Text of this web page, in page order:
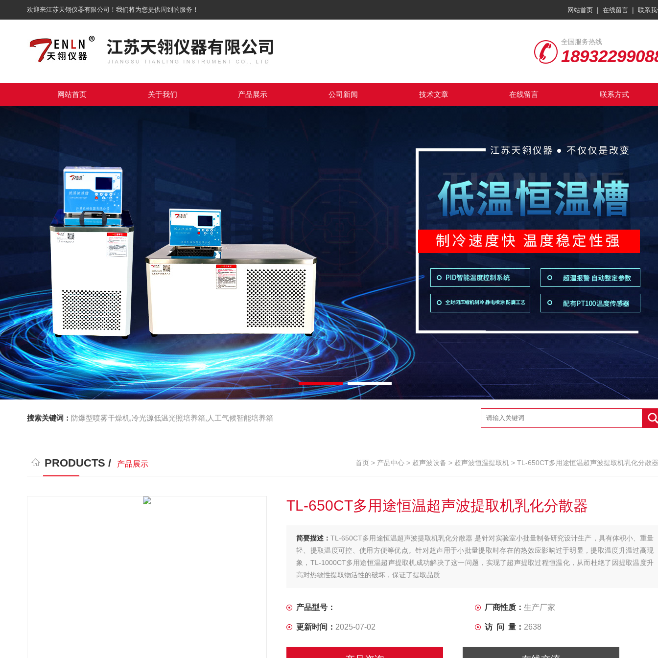
欢迎来江苏天翎仪器有限公司！我们将为您提供周到的服务！ 网站首页 | 在线留言 | 联系
全国服务热线
网站首页 关于我们 产品展示 公司新闻 技术文章 在线留言 联系方式
搜索关键词： 防爆型喷雾干燥机,冷光源低温光照培养箱,人工气候智能培养箱
PRODUCTS / 产品展示 首页 > 产品中心 > 超声波设备 > 超声波恒温提取机 > TL-650CT多用途恒温超声波提取机乳化分散器
TL-650CT多用途恒温超声波提取机乳化分散器
简要描述：TL-650CT多用途恒温超声波提取机乳化分散器 是针对实验室小批量制备研究设计生产，具有体积小、重量
轻、提取温度可控、使用方便等优点。针对超声用于小批量提取时存在的热效应影响过于明显，提取温度升温过高现
象，TL-1000CT多用途恒温超声提取机成功解决了这一问题，实现了超声提取过程恒温化，从而杜绝了因提取温度升
高对热敏性提取物活性的破坏，保证了提取品质
产品型号： 厂商性质： 生产厂家
更新时间： 2025-07-02 访 问 量： 2638